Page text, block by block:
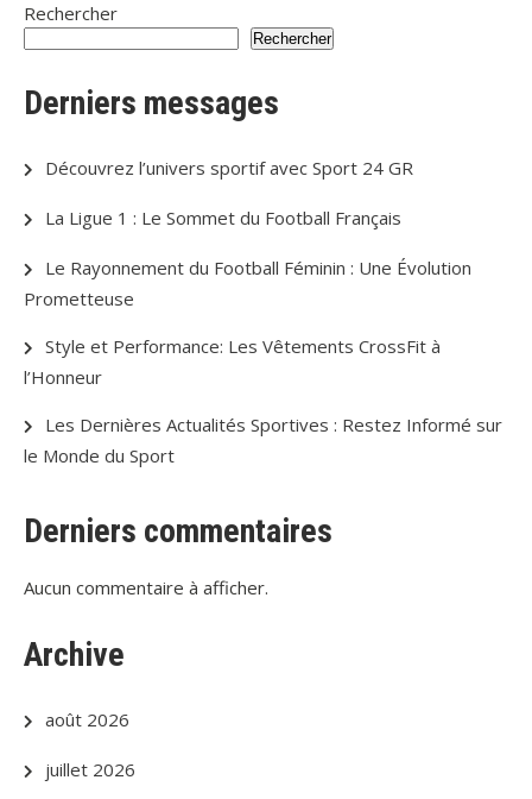
Rechercher
Rechercher
Derniers messages
Découvrez l’univers sportif avec Sport 24 GR
La Ligue 1 : Le Sommet du Football Français
Le Rayonnement du Football Féminin : Une Évolution
Prometteuse
Style et Performance: Les Vêtements CrossFit à
l’Honneur
Les Dernières Actualités Sportives : Restez Informé sur
le Monde du Sport
Derniers commentaires
Aucun commentaire à afficher.
Archive
août 2026
juillet 2026